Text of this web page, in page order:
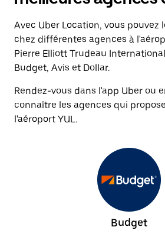
Avec Uber Location, vous pouvez
chez différentes agences à
Pierre Elliott Trudeau
Budget, Avis et Dollar.
Rendez-vous dans l'app Uber ou
connaître les agences qui
l'aéroport YUL.
Budget